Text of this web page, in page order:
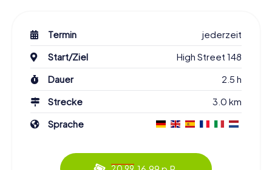
Termin
jederzeit
Start/Ziel
High Street 148
Dauer
2.5 h
Strecke
3.0 km
Sprache